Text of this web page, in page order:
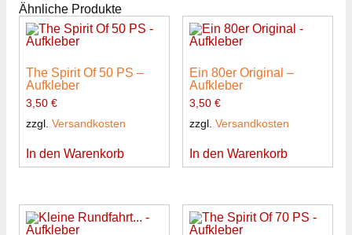
Ähnliche Produkte
The Spirit Of 50 PS –
Aufkleber
3,50 €
zzgl. Versandkosten
In den Warenkorb
Ein 80er Original –
Aufkleber
3,50 €
zzgl. Versandkosten
In den Warenkorb